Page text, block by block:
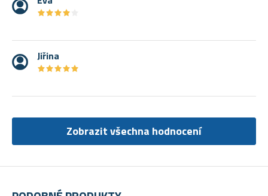
★★★★
★★★★
Jiřina
★★★★★
★★★★★
Zobrazit všechna hodnocení